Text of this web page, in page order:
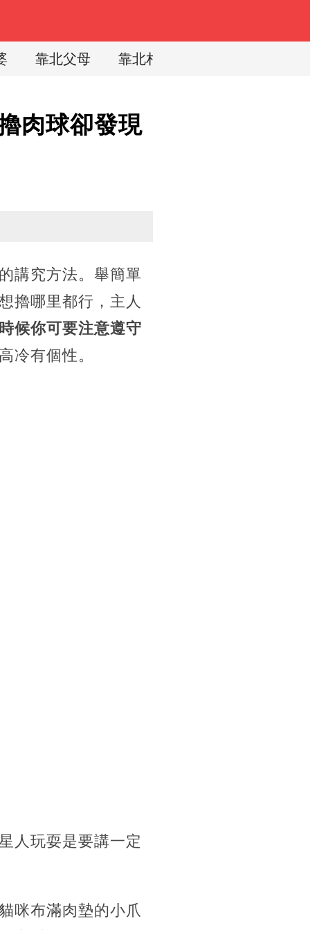
靠北父母 靠北相親
肉球卻發現
講究方法。舉簡單
擼哪里都行，主人
候你可要注意遵守
冷有個性。
人玩耍是要講一定
咪布滿肉墊的小爪